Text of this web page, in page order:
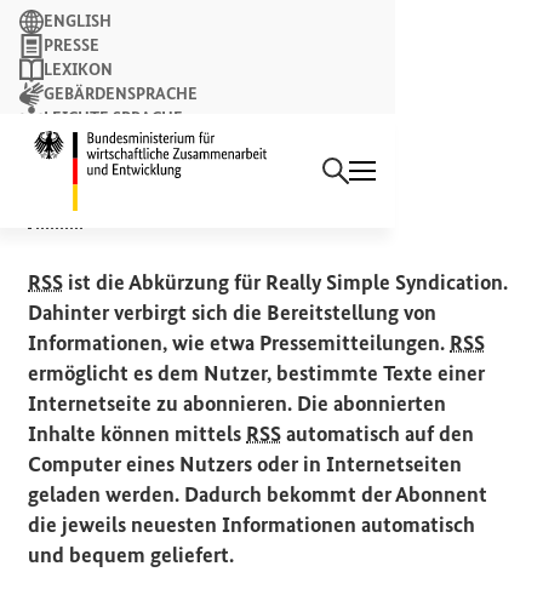
Suchbegriff
Suchen
ENGLISH
PRESSE
LEXIKON
GEBÄRDENSPRACHE
LEICHTE SPRACHE
NEWSLETTER
SERVICE
RSS
RSS ist die Abkürzung fürReally Simple Syndication.
Dahinter verbirgt sich die Bereitstellung von
Informationen, wie etwa Pressemitteilungen. RSS
ermöglicht es dem Nutzer, bestimmte Texte einer
Internetseite zu abonnieren. Die abonnierten
Inhalte können mittels RSSautomatisch auf den
Computer eines Nutzers oder in Internetseiten
geladen werden. Dadurch bekommt der Abonnent
die jeweils neuesten Informationen automatisch
und bequem geliefert.